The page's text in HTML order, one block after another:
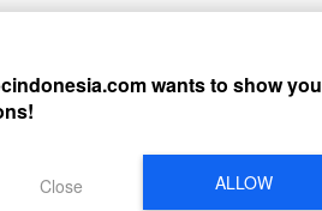
Belum Tahu
wants to show you
ALLOW
Close